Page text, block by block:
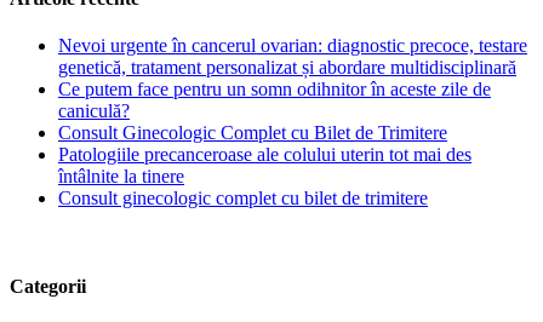
Nevoi urgente în cancerul ovarian: diagnostic precoce, testare
genetică, tratament personalizat și abordare multidisciplinară
Ce putem face pentru un somn odihnitor în aceste zile de
caniculă?
Consult Ginecologic Complet cu Bilet de Trimitere
Patologiile precanceroase ale colului uterin tot mai des
întâlnite la tinere
Consult ginecologic complet cu bilet de trimitere
Categorii